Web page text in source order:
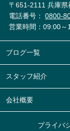
〒651-2111 兵庫県
電話番号： 0800-
営業時間：09:00～
ブログ一覧
スタッフ紹介
会社概要
プライバ